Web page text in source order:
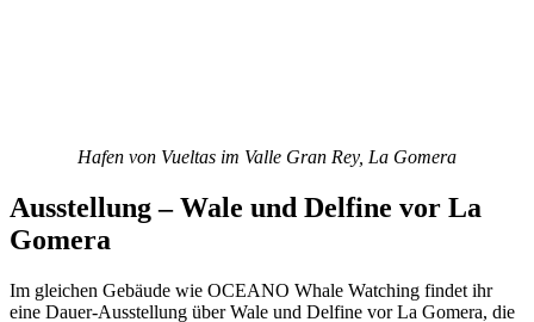
Hafen von Vueltas im Valle Gran Rey, La Gomera
Ausstellung – Wale und Delfine vor La
Gomera
Im gleichen Gebäude wie OCEANO Whale Watching findet ihr
eine Dauer-Ausstellung über Wale und Delfine vor La Gomera, die